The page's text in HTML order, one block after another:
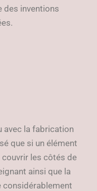
des inventions
avec la fabrication
que si un élément
les côtés de
ainsi que la
considérablement